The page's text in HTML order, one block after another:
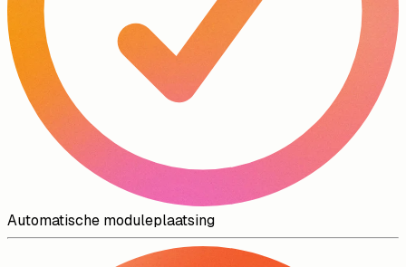
Automatische moduleplaatsing